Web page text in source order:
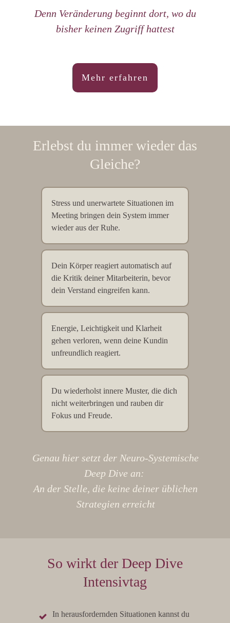
Denn Veränderung beginnt dort, wo du
bisher keinen Zugriff hattest
Mehr erfahren
Erlebst du immer wieder das
Gleiche?
Stress und unerwartete Situationen im
Meeting bringen dein System immer
wieder aus der Ruhe.
Dein Körper reagiert automatisch auf
die Kritik deiner Mitarbeiterin, bevor
dein Verstand eingreifen kann.
Energie, Leichtigkeit und Klarheit
gehen verloren, wenn deine Kundin
unfreundlich reagiert.
Du wiederholst innere Muster, die dich
nicht weiterbringen und rauben dir
Fokus und Freude.
Genau hier setzt der Neuro-Systemische
Deep Dive an:
An der Stelle, die keine deiner üblichen
Strategien erreicht
So wirkt der Deep Dive
Intensivtag
In herausfordernden Situationen kannst du